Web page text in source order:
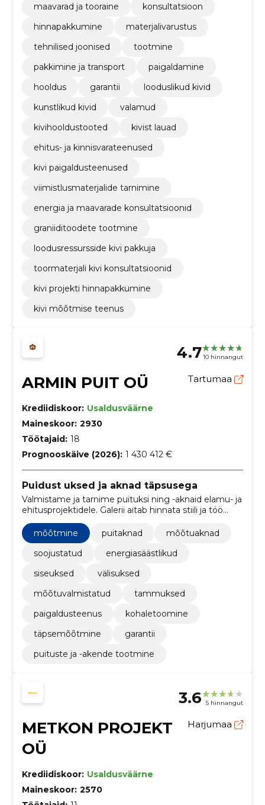
maavarad ja tooraine
konsultatsioon
hinnapakkumine
materjalivarustus
tehnilised joonised
tootmine
pakkimine ja transport
paigaldamine
hooldus
garantii
looduslikud kivid
kunstlikud kivid
valamud
kivihooldustooted
kivist lauad
ehitus- ja kinnisvarateenused
kivi paigaldusteenused
viimistlusmaterjalide tarnimine
energia ja maavarade konsultatsioonid
graniiditoodete tootmine
loodusressursside kivi pakkuja
toormaterjali kivi konsultatsioonid
kivi projekti hinnapakkumine
kivi mõõtmise teenus
4.710 hinnangut
ARMIN PUIT OÜ Tartumaa
Krediidiskoor: Usaldusväärne
Maineskoor: 2930
Töötajaid: 18
Prognooskäive (2026): 1 430 412 €
Puidust uksed ja aknad täpsusega
Valmistame ja tarnime puituksi ning -aknaid elamu- ja
ehitusprojektidele. Galerii aitab hinnata stiili ja töö
kvaliteeti.
mõõtmine
puitaknad
mõõtuaknad
soojustatud
energiasäästlikud
siseuksed
välisuksed
mõõtuvalmistatud
tammuksed
paigaldusteenus
kohaletoomine
täpsemõõtmine
garantii
puituste ja -akende tootmine
3.6 5 hinnangut
METKON PROJEKT
OÜ
Harjumaa
Krediidiskoor: Usaldusväärne
Maineskoor: 2570